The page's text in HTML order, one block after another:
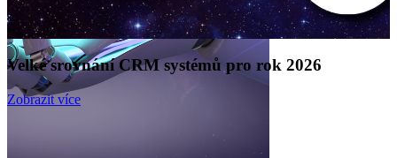
Velké srovnání CRM systémů pro rok 2026
Zobrazit více